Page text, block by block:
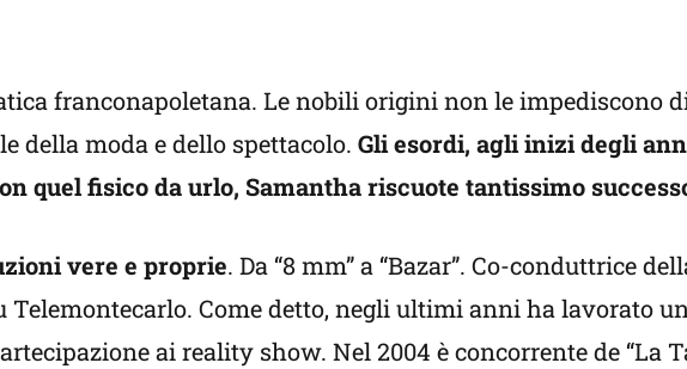
franconapoletana. Le nobili origini non le impediscono
della moda e dello spettacolo. Gli esordi, agli inizi degli
quel fisico da urlo, Samantha riscuote tantissimo
vere e proprie. Da “8 mm” a “Bazar”. Co-conduttrice
Telemontecarlo. Come detto, negli ultimi anni ha lavorato un
ai reality show. Nel 2004 è concorrente de “La